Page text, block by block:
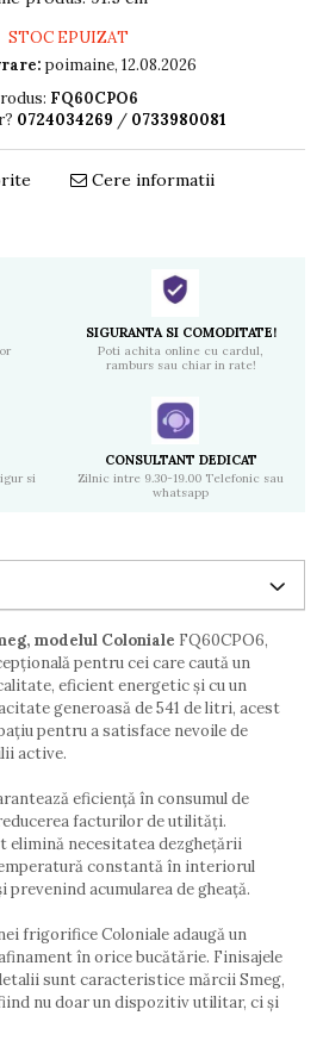
STOC EPUIZAT
poimaine, 12.08.2026
FQ60CPO6
0724034269 / 0733980081
Cere informatii
SIGURANTA SI COMODITATE!
Poti achita online cu cardul,
ramburs sau chiar in rate!
si
CONSULTANT DEDICAT
Zilnic intre 9.30-19.00 Telefonic sau
whatsapp
modelul Coloniale FQ60CPO6,
pentru cei care caută un
eficient energetic și cu un
generoasă de 541 de litri, acest
pentru a satisface nevoile de
active.
eficiență în consumul de
facturilor de utilități.
elimină necesitatea dezghețării
constantă în interiorul
acumularea de gheață.
frigorifice Coloniale adaugă un
în orice bucătărie. Finisajele
sunt caracteristice mărcii Smeg,
nu doar un dispozitiv utilitar, ci și